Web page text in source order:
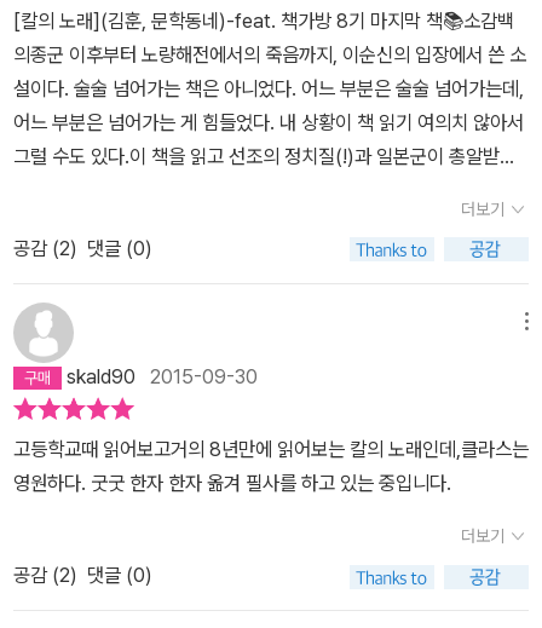
에서 보면 최고의 지위를 안정적으로 유지한 기간이기도 했다.그의
일생에서 가장 크다고 할만한 고난이 닥친 것은 1597년(선조 30) 1
월이었다. 그는 일본군을 공격하라는 국왕의 명령을 따르지 않았다는
죄목으로 파직되어 서울로 압송되었고, 죽음 직전에 이르는 혹독한
신문을 받은 끝에 4월 1일 백의종군의 명령을 받고 풀려났다. - 네이
버 캐스트, <인물 한국사 : 이순신> 중 발췌 '영웅'이라는 단어조차
모자란 듯, '성웅'이라 불리우고 있는 이순신 장군에 대하여 우리는 정
기」를 읽었었더랬습니다만, 무지하게 재미없었었다란 기억 외에, 그
내용에 관하여는 전혀! 기억나는 것이 없습니다. 임진왜란 당시 수많
은 해전에서 연전연승을 하셨었다는, 죽는 순간에까지도 '나의 죽음
을 병사들에게 알리지 말라!'라 명령하셨다라는 위대한 장군... 이 제
가 (어쩌면 당신도?) 가지고 있는 그 분에 대한 모든 것일 뿐이지요.
종원군이 두 번이나 보았던, 하지만 아빠는 못봤으니 아빠랑 또 같이
신 장군에 대한 건 그저 위의 밑줄 그어놓은, 그 정도만으로도 충.분.
하.다.라 생각해왔었거늘... 나이 마흔 여섯에야 기어이 이순신 장군의
참 모습을, 저의 머릿 속에 남겨져 있는 것들이 전혀 충분하지 않.았.
[칼의 노래](김훈, 문학동네)-feat. 책가방 8기 마지막 책📚소감백
의종군 이후부터 노량해전에서의 죽음까지, 이순신의 입장에서 쓴 소
설이다. 술술 넘어가는 책은 아니었다. 어느 부분은 술술 넘어가는데,
어느 부분은 넘어가는 게 힘들었다. 내 상황이 책 읽기 여의치 않아서
그럴 수도 있다.이 책을 읽고 선조의 정치질(!)과 일본군이 총알받이
됐는지 상상해볼 수 있었고, 일본군의 맨 앞에 도열해야만 했던 조선
백성의 상황이 처참하게 느껴졌다. 전쟁의 참상을 조금이나마 알게
되었다고 해야 할까.이순신이 처한 상황과 지금 교사들이 처한 상황
이 다르지 않다는 생각도 했다. 벼랑 끝까지 내몰리는 교사와, 임금의
칼도, 적의 칼도 자기를 향하고 있으니 결국은 전쟁에서 죽는 것이 자
연사가 되는 이순신의 입장이 비슷하게 느껴졌다. 이순신이 전쟁을
대하는 태도가 왠지 굉장히 무기력하게 느껴졌다. ‘견딜 수 없는 것들
을 견디는 날들이 계속되었다.‘ 그러면서도 최선을 다하며 나아갈 길
을 향해 나아간다. 때로는 최선을 다할 힘이 없을 때도 있다. ‘새로운
싸움(학년)을 시작할 때마다 그 싸움(학년)이 나에게는 모두 첫 번째
싸움(학년)이었다.‘무기력하지만 나아갈 길로 갈 수밖에 없다는 사실
더보기
공감 (2) 댓글 (0)
skald90 2015-09-30
고등학교때 읽어보고거의 8년만에 읽어보는 칼의 노래인데,클라스는
영원하다. 굿굿 한자 한자 옮겨 필사를 하고 있는 중입니다.
더보기
공감 (2) 댓글 (0)